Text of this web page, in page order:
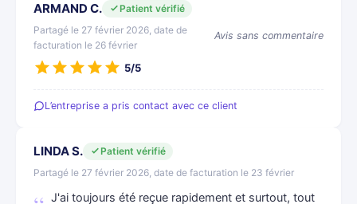
ARMAND C.
Patient vérifié
Partagé le 27 février 2026, date de
facturation le 26 février
Avis sans commentaire
5/5
L’entreprise a pris contact avec ce client
LINDA S.
Patient vérifié
Partagé le 27 février 2026, date de facturation le 23 février
J'ai toujours été reçue rapidement et surtout, tout